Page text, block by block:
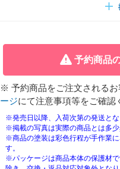
予約商品
※ 予約商品をご注文されるお
ージにて注意事項等をご確認
※発売日以降、入荷次第の発送とな
※掲載の写真は実際の商品とは多少
※商品の塗装は彩色行程が手作業
す。
※パッケージは商品本体の保護材